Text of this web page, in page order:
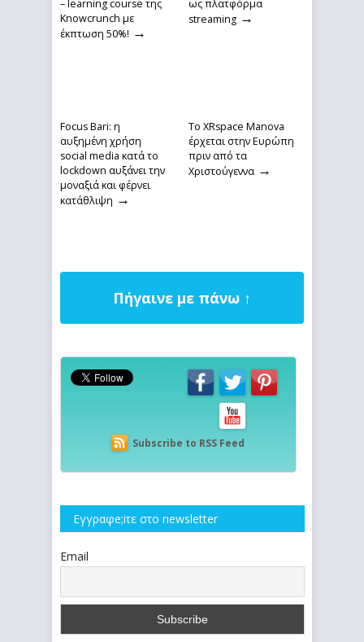
– learning course της
Knowcrunch με
έκπτωση 50%! →
ως πλατφόρμα
streaming →
Focus Bari: η
αυξημένη χρήση
social media κατά το
lockdown αυξάνει την
μοναξιά και φέρνει
κατάθλιψη →
Το XRspace Manova
έρχεται στην Ευρώπη
πριν από τα
Χριστούγεννα →
Πήγαινε με πάνω ↑
Subscribe to RSS Feed
Εγγραφe;iτε στο newsletter
Email